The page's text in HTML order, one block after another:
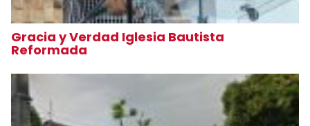
Gracia y Verdad Iglesia Bautista
Reformada